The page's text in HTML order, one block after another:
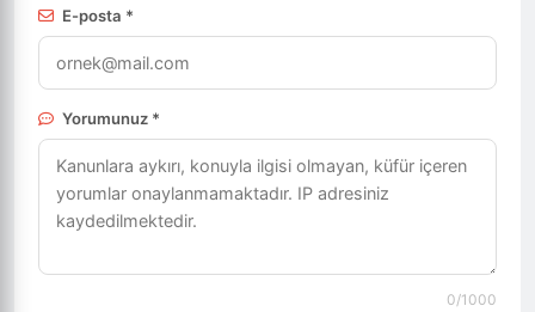
E-posta *
Yorumunuz *
0/1000